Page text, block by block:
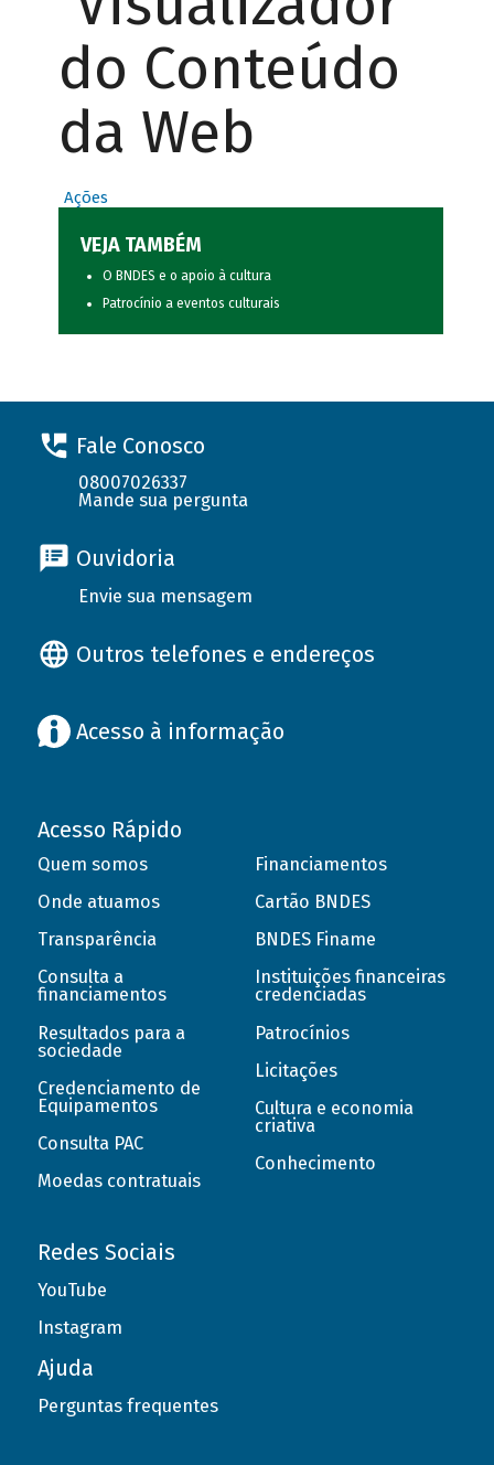
do Conteúdo
da Web
Ações
VEJA TAMBÉM
O BNDES e o apoio à cultura
Patrocínio a eventos culturais
Fale Conosco
08007026337
Mande sua pergunta
Ouvidoria
Envie sua mensagem
Outros telefones e endereços
Acesso à informação
Acesso Rápido
Quem somos
Onde atuamos
Transparência
Consulta a
financiamentos
Resultados para a
sociedade
Credenciamento de
Equipamentos
Consulta PAC
Moedas contratuais
Financiamentos
Cartão BNDES
BNDES Finame
Instituições financeiras
credenciadas
Patrocínios
Licitações
Cultura e economia
criativa
Conhecimento
Redes Sociais
YouTube
Instagram
Ajuda
Perguntas frequentes